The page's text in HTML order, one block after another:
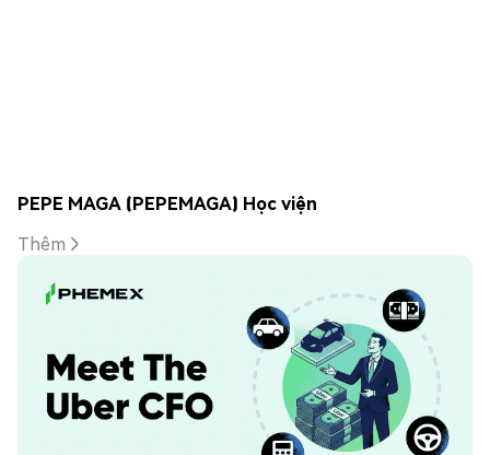
PEPE MAGA (PEPEMAGA) Học viện
Thêm